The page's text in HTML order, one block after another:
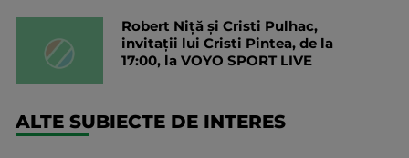
Robert Niță și Cristi Pulhac,
invitații lui Cristi Pintea, de la
17:00, la VOYO SPORT LIVE
ALTE SUBIECTE DE INTERES